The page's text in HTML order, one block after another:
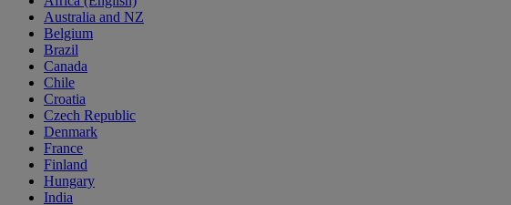
Australia and NZ
Belgium
Brazil
Canada
Chile
Croatia
Czech Republic
Denmark
France
Finland
Hungary
India